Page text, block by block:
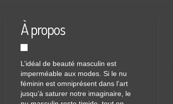
À propos
L’idéal de beauté masculin est
imperméable aux modes. Si le nu
féminin est omniprésent dans l’art
jusqu’à saturer notre imaginaire, le